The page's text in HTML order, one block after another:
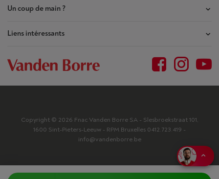
Nos magasins
Contrat de Confiance
Plan du site
Déclaration d'accessibilité
Je choisis mes cookies
Un coup de main ?
Mes commandes
Demande de réparation
Questions fréquentes
Modes de paiement
Liens intéressants
Outlet
Vanden Borre Kitchen
Copyright © 2026 Fnac Vanden Borre SA - Slesbroekstraat 101,
1600 Sint-Pieters-Leeuw - RPM Bruxelles 0412.723.419 -
info@vandenborre.be
Prenez rendez-vous en magasin